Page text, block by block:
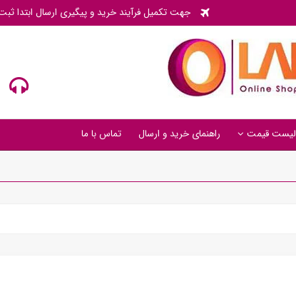
جهت تکمیل فرآیند خرید و پیگیری ارسال ابتدا
لیست قیمت راهنمای خرید و ارسال تماس با ما